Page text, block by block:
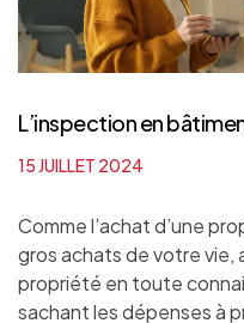
L’inspection en
15 JUILLET 2024
Comme l’achat d’une
gros achats de votre vie,
propriété en toute
sachant les dépenses à